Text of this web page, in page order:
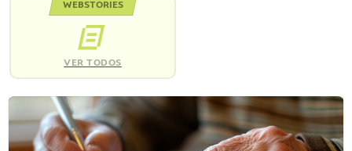
WEBSTORIES
VER TODOS